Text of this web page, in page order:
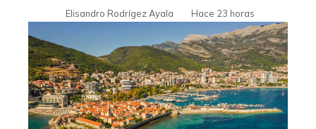
Elisandro Rodrígez Ayala Hace 23 horas